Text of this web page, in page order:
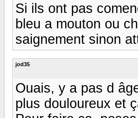
Si ils ont pas
bleu a mouton ou
saignement sinon
jod35
Ouais, y a pas d
plus douloureux et